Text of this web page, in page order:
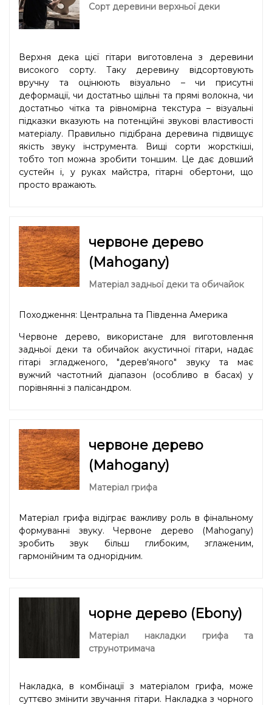
Сорт деревини верхньої деки
Верхня дека цієї гітари виготовлена з деревини
високого сорту. Таку деревину відсортовують
вручну та оцінюють візуально – чи присутні
деформації, чи достатньо щільні та прямі волокна, чи
достатньо чітка та рівномірна текстура – візуальні
підказки вказують на потенційні звукові властивості
матеріалу. Правильно підібрана деревина підвищує
якість звуку інструмента. Вищі сорти жорсткіші,
тобто топ можна зробити тоншим. Це дає довший
сустейн і, у руках майстра, гітарні обертони, що
просто вражають.
червоне дерево
(Mahogany)
Матеріал задньої деки та обичайок
Походження: Центральна та Південна Америка
Червоне дерево, використане для виготовлення
задньої деки та обичайок акустичної гітари, надає
гітарі згладженого, "дерев'яного" звуку та має
вужчий частотний діапазон (особливо в басах) у
порівнянні з палісандром.
червоне дерево
(Mahogany)
Матеріал грифа
Матеріал грифа відіграє важливу роль в фінальному
формуванні звуку. Червоне дерево (Mahogany)
зробить звук більш глибоким, зглаженим,
гармонійним та однорідним.
чорне дерево (Ebony)
Матеріал накладки грифа та
струнотримача
Накладка, в комбінації з матеріалом грифа, може
суттєво змінити звучання гітари. Накладка з чорного